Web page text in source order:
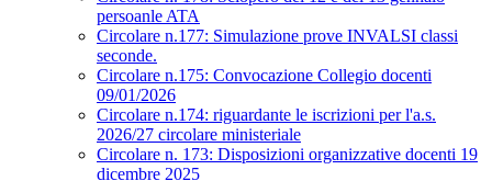
persoanle ATA
Circolare n.177: Simulazione prove INVALSI classi
seconde.
Circolare n.175: Convocazione Collegio docenti
09/01/2026
Circolare n.174: riguardante le iscrizioni per l'a.s.
2026/27 circolare ministeriale
Circolare n. 173: Disposizioni organizzative docenti 19
dicembre 2025